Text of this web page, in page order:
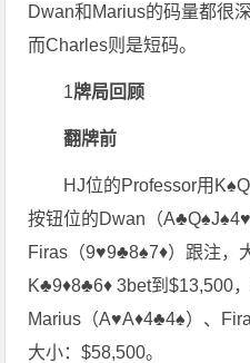
Dwan和Marius的码量都很
而Charles则是短码。
1牌局回顾
翻牌前
HJ位的Professor用
按钮位的Dwan（
Firas（9♥9♣8♠7♦）跟注，
K♣9♦8♣6♦ 3bet到$13,500
Marius（A♥A♦4♣4♠）、
大小：$58,500。